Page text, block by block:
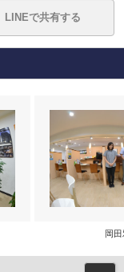
LINEで共有する
岡